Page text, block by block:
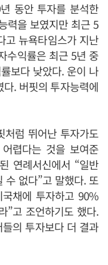
동안 투자를 분석한
력을 보였지만 최근 5
고 뉴욕타임스가 지난
수익률은 최근 5년 중
보다 낮았다. 운이 나
. 버핏의 투자능력에
처럼 뛰어난 투자가도
렵다는 것을 보여준
연례서신에서 “일반
수 없다”고 말했다. 또
채에 투자하고 90%
”고 조언하기도 했다.
의 투자보다 더 결과